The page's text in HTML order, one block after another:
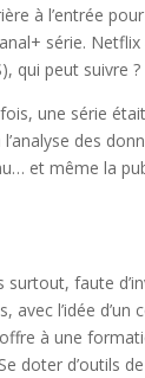
à l’entrée
série.
qui peut suivre ?
une série
des
et même la
faute
l’idée d’un
à une
doter d’outils